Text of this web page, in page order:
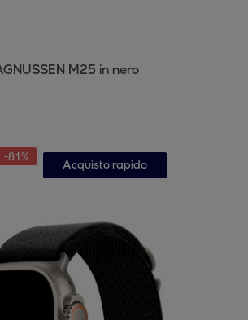
M25 in nero
-81%
Acquisto rapido